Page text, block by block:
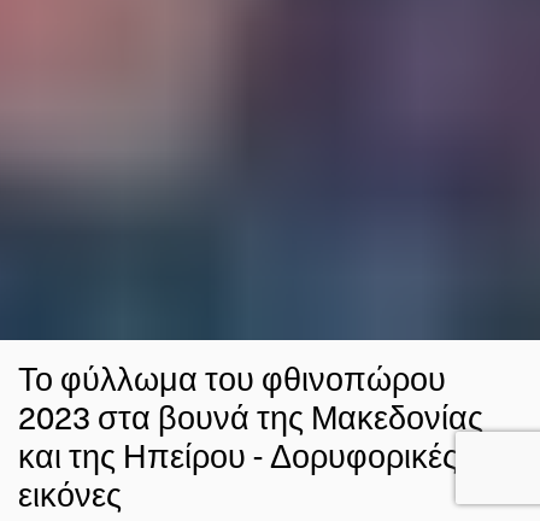
Το φύλλωμα του φθινοπώρου
2023 στα βουνά της Μακεδονίας
και της Ηπείρου - Δορυφορικές
εικόνες